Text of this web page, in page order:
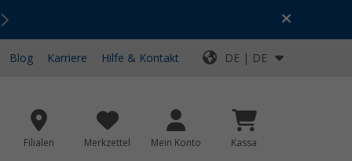
Top-Deals für dein Abenteuer!
Blog Karriere Hilfe & Kontakt DE | DE
Filialen Merkzettel Mein Konto Kassa